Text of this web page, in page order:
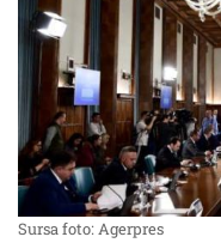
Sursa foto: Agerpres